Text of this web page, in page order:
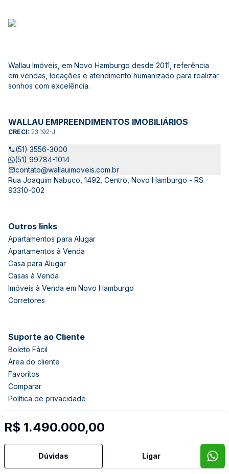
R$ 1.490.000,00
Dúvidas Ligar
Wallau Imóveis, em Novo Hamburgo desde 2011, referência
em vendas, locações e atendimento humanizado para realizar
sonhos com excelência.
WALLAU EMPREENDIMENTOS IMOBILIÁRIOS
CRECI: 23.192-J
(51) 3556-3000
(51) 99784-1014
contato@wallauimoveis.com.br
Rua Joaquim Nabuco, 1492, Centro, Novo Hamburgo - RS -
93310-002
Outros links
Apartamentos para Alugar
Apartamentos à Venda
Casa para Alugar
Casas à Venda
Imóveis à Venda em Novo Hamburgo
Corretores
Suporte ao Cliente
Boleto Fácil
Área do cliente
Favoritos
Comparar
Política de privacidade
Selo de Tecnologia Loft